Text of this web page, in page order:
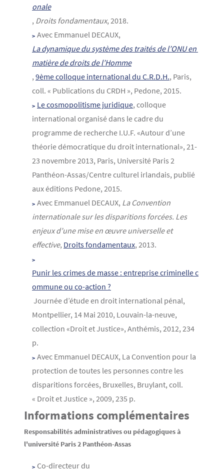
onale
, Droits fondamentaux, 2018.
Avec Emmanuel DECAUX,
La dynamique du système des traités de l’ONU en
matière de droits de l’Homme
, 9ème colloque international du C.R.D.H., Paris,
coll. « Publications du CRDH », Pedone, 2015.
Le cosmopolitisme juridique, colloque
international organisé dans le cadre du
programme de recherche I.U.F. «Autour d’une
théorie démocratique du droit international», 21-
23 novembre 2013, Paris, Université Paris 2
Panthéon-Assas/Centre culturel irlandais, publié
aux éditions Pedone, 2015.
Avec Emmanuel DECAUX, La Convention
internationale sur les disparitions forcées. Les
enjeux d’une mise en œuvre universelle et
effective, Droits fondamentaux, 2013.
Punir les crimes de masse : entreprise criminelle c
ommune ou co-action ?
Journée d’étude en droit international pénal,
Montpellier, 14 Mai 2010, Louvain-la-neuve,
collection «Droit et Justice», Anthémis, 2012, 234
p.
Avec Emmanuel DECAUX, La Convention pour la
protection de toutes les personnes contre les
disparitions forcées, Bruxelles, Bruylant, coll.
« Droit et Justice », 2009, 235 p.
Informations complémentaires
Responsabilités administratives ou pédagogiques à
l'université Paris 2 Panthéon-Assas
Co-directeur du